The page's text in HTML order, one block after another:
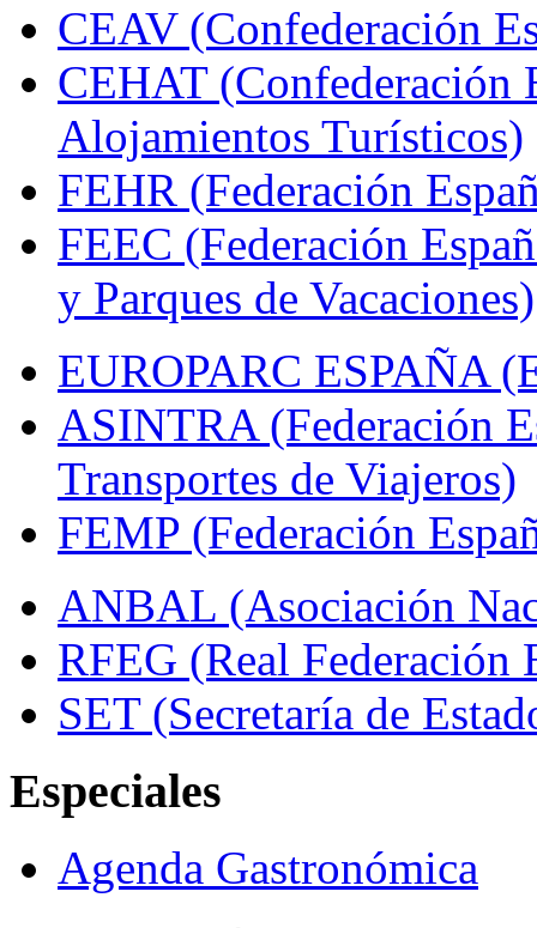
CEAV (Confederación
CEHAT (Confederación
Alojamientos Turísticos)
FEHR (Federación
FEEC (Federación
y Parques de Vacaciones)
EUROPARC ESPAÑA
ASINTRA (Federación
Transportes de Viajeros)
FEMP (Federación
ANBAL (Asociación
RFEG (Real Federación
SET (Secretaría de
Especiales
Agenda Gastronómica